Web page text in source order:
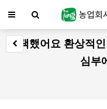
선택했어요 환상적
심부